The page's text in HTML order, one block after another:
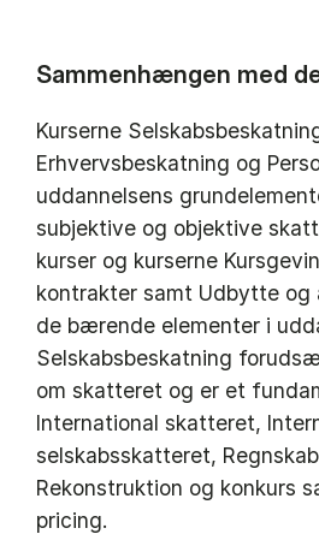
Sammenhængen med
Kurserne
Erhvervsbeskatning og
uddannelsens
subjektive og objektive
kurser og kurserne
kontrakter samt Udbytte og
de bærende elementer i
Selskabsbeskatning
om skatteret og er et
International skatteret,
selskabsskatteret,
Rekonstruktion og konkurs
pricing.